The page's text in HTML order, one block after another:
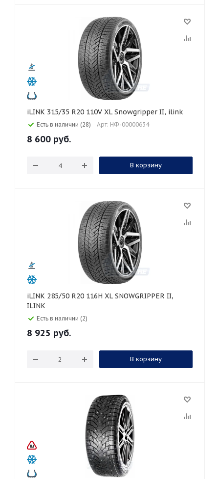
iLINK 315/35 R20 110V XL Snowgripper II, ilink
Есть в наличии (28) Арт: НФ-00000634
8 600 руб.
В корзину
iLINK 285/50 R20 116H XL SNOWGRIPPER II,
ILINK
Есть в наличии (2)
8 925 руб.
В корзину